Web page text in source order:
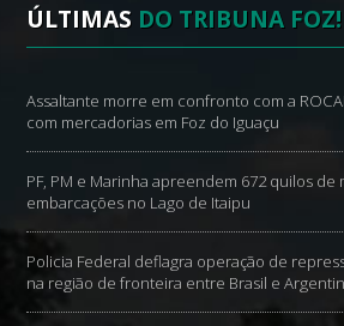
ÚLTIMAS DO TRIBUNA FOZ!
Assaltante morre em confronto com a
com mercadorias em Foz do Iguaçu
PF, PM e Marinha apreendem 672 quilos de
embarcações no Lago de Itaipu
Policia Federal deflagra operação de
na região de fronteira entre Brasil e